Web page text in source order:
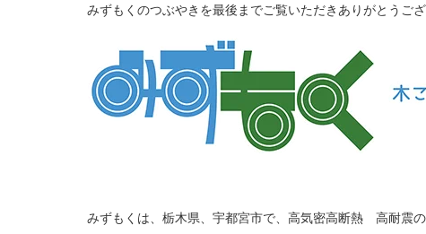
みずもくのつぶやきを最後までご覧いただきありがとうござ
みずもくは、栃木県、宇都宮市で、高気密高断熱 高耐震